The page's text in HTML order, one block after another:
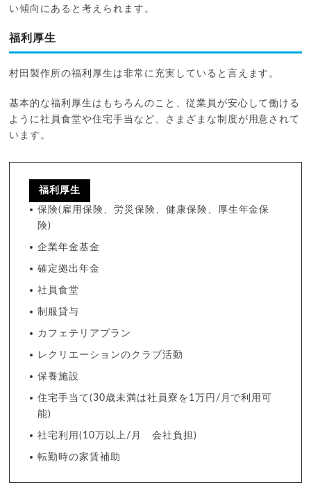
い傾向にあると考えられます。
福利厚生
村田製作所の福利厚生は非常に充実していると言えます。
基本的な福利厚生はもちろんのこと、従業員が安心して働ける
ように社員食堂や住宅手当など、さまざまな制度が用意されて
います。
福利厚生
保険(雇用保険、労災保険、健康保険、厚生年金保
険)
企業年金基金
確定拠出年金
社員食堂
制服貸与
カフェテリアプラン
レクリエーションのクラブ活動
保養施設
住宅手当て(30歳未満は社員寮を1万円/月で利用可
能)
社宅利用(10万以上/月 会社負担)
転勤時の家賃補助